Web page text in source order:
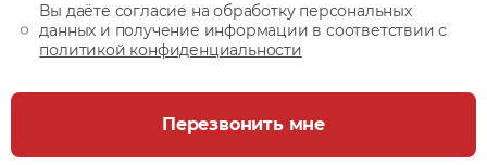
Вы даёте согласие на обработку персональных
данных и получение информации в соответствии с
политикой конфиденциальности
Перезвонить мне